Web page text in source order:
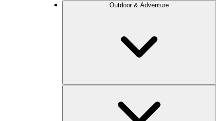
Outdoor & Adventure